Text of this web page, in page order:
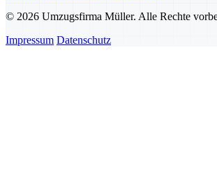
© 2026 Umzugsfirma Müller. Alle Rechte
Impressum Datenschutz